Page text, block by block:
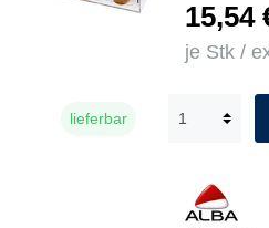
15,54
je Stk /
lieferbar